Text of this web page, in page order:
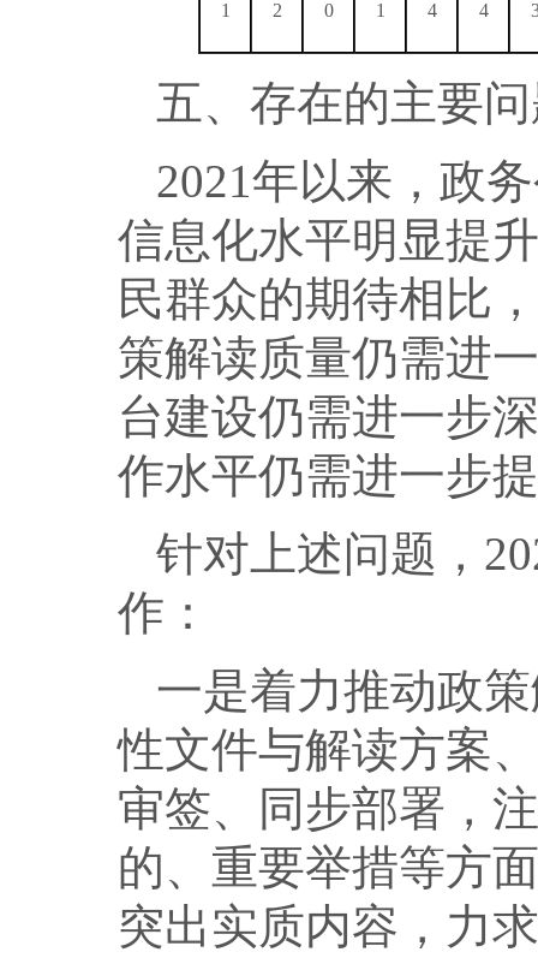
1 2 0 1 4 4
五、存在的主要
2021年以来，政
信息化水平明显提
民群众的期待相比
策解读质量仍需进
台建设仍需进一步
作水平仍需进一步
针对上述问题，
作：
一是着力推动政
性文件与解读方案
审签、同步部署，
的、重要举措等方
突出实质内容，力